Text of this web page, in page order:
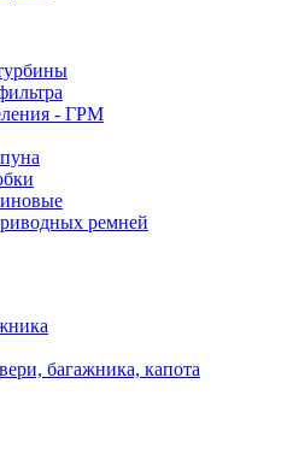
- ГРМ
ремней
багажника, капота